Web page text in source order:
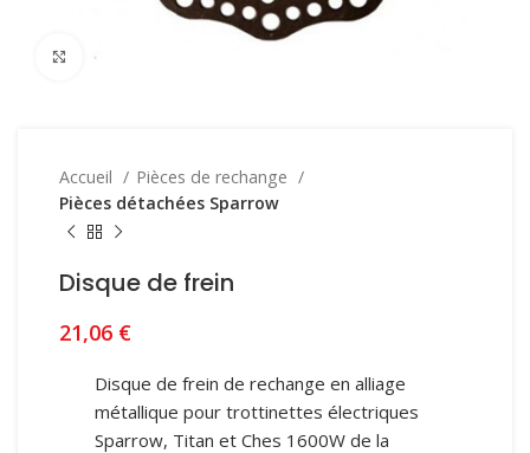
Click to enlarge
Accueil
Pièces de rechange
Pièces détachées Sparrow
Disque de frein
21,06 €
Disque de frein de rechange en alliage
métallique pour trottinettes électriques
Sparrow, Titan et Ches 1600W de la